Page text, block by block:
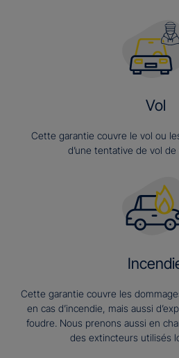
Vol
Cette garantie couvre le vol ou
d’une tentative de vol
Cette garantie couvre les
en cas d’incendie, mais aussi
foudre. Nous prenons aussi en
des extincteurs utilisés